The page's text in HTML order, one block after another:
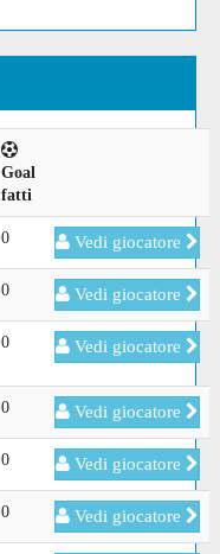
Goal
fatti
0 Vedi giocatore
0 Vedi giocatore
0 Vedi giocatore
0 Vedi giocatore
0 Vedi giocatore
0 Vedi giocatore